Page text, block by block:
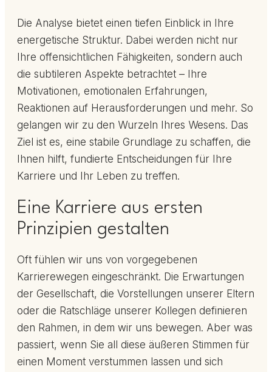
Die Analyse bietet einen tiefen Einblick in Ihre
energetische Struktur. Dabei werden nicht nur
Ihre offensichtlichen Fähigkeiten, sondern auch
die subtileren Aspekte betrachtet – Ihre
Motivationen, emotionalen Erfahrungen,
Reaktionen auf Herausforderungen und mehr. So
gelangen wir zu den Wurzeln Ihres Wesens. Das
Ziel ist es, eine stabile Grundlage zu schaffen, die
Ihnen hilft, fundierte Entscheidungen für Ihre
Karriere und Ihr Leben zu treffen.
Eine Karriere aus ersten
Prinzipien gestalten
Oft fühlen wir uns von vorgegebenen
Karrierewegen eingeschränkt. Die Erwartungen
der Gesellschaft, die Vorstellungen unserer Eltern
oder die Ratschläge unserer Kollegen definieren
den Rahmen, in dem wir uns bewegen. Aber was
passiert, wenn Sie all diese äußeren Stimmen für
einen Moment verstummen lassen und sich